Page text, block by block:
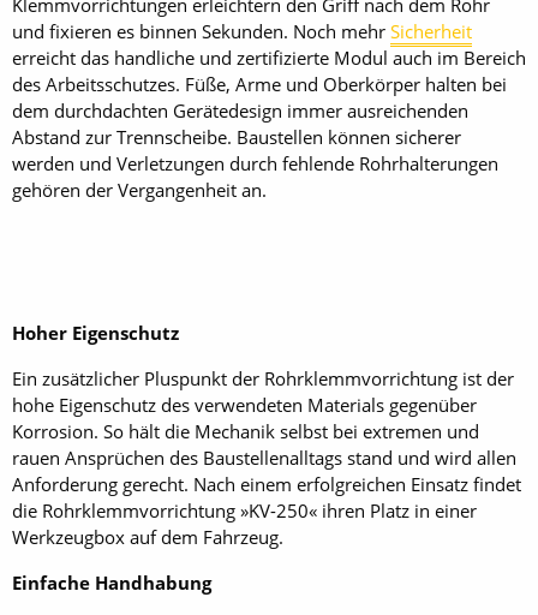
Klemmvorrichtungen erleichtern den Griff nach dem Rohr
und fixieren es binnen Sekunden. Noch mehr Sicherheit
erreicht das handliche und zertifizierte Modul auch im Bereich
des Arbeitsschutzes. Füße, Arme und Oberkörper halten bei
dem durchdachten Gerätedesign immer ausreichenden
Abstand zur Trennscheibe. Baustellen können sicherer
werden und Verletzungen durch fehlende Rohrhalterungen
gehören der Vergangenheit an.
Hoher Eigenschutz
Ein zusätzlicher Pluspunkt der Rohrklemmvorrichtung ist der
hohe Eigenschutz des verwendeten Materials gegenüber
Korrosion. So hält die Mechanik selbst bei extremen und
rauen Ansprüchen des Baustellenalltags stand und wird allen
Anforderung gerecht. Nach einem erfolgreichen Einsatz findet
die Rohrklemmvorrichtung »KV-250« ihren Platz in einer
Werkzeugbox auf dem Fahrzeug.
Einfache Handhabung